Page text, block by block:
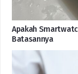
Apakah
Batasannya